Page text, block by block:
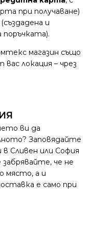
при получаване)
(създадена и
магазин също
локация – чрез
ви да
Заповядайте
Сливен или София
забрявайте, че не
място, а и
е само при